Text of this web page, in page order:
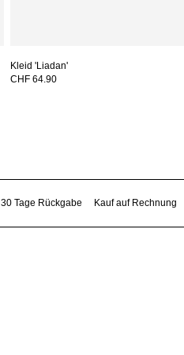
Kleid 'Liadan'
CHF 64.90
30 Tage Rückgabe Kauf auf Rechnung